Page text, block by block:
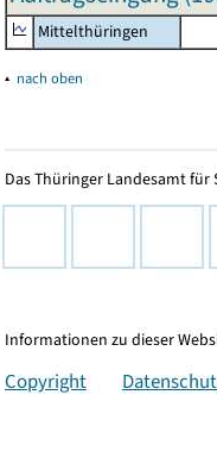
Mittelthüringen
▴ nach oben
Das Thüringer Landesamt
Informationen zu dieser
Copyright